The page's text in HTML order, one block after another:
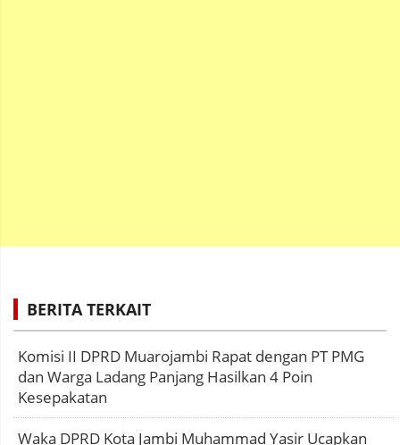
BERITA TERKAIT
Komisi II DPRD Muarojambi Rapat dengan PT PMG
dan Warga Ladang Panjang Hasilkan 4 Poin
Kesepakatan
Waka DPRD Kota Jambi Muhammad Yasir Ucapkan